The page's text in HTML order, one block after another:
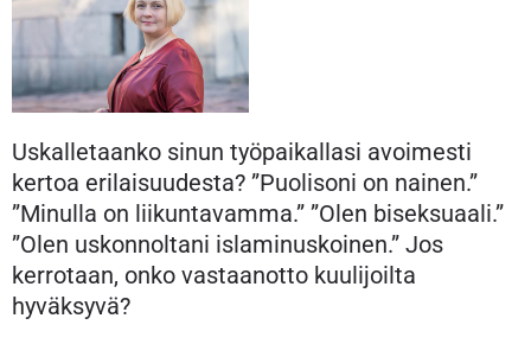
Uskalletaanko sinun työpaikallasi avoimesti
kertoa erilaisuudesta? ”Puolisoni on nainen.”
”Minulla on liikuntavamma.” ”Olen biseksuaali.”
”Olen uskonnoltani islaminuskoinen.” Jos
kerrotaan, onko vastaanotto kuulijoilta
hyväksyvä?